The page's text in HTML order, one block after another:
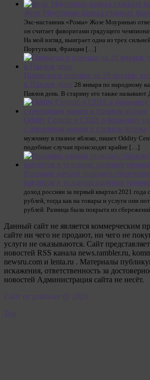
Жозе Моуринью назвал главных
Экс-наставник «Ромы» Жозе Моуринью
он считает фаворитами грядущего
На мой взгляд, выиграет одна из трех
Португалия, Франция […]
Приметы и поверья на 28 января: что
в Павлов день 28 января по народному
Павлов день. В старину его также называют
Oddity Central: в США в больницу
с пчелиным жалом в глазном яблоке
мужчину в глазное яблоко, пишет Oddity
подобные случаи происходят крайне […]
Россияне начали проедать
кредитов в условиях падения
доход россиян за первый квартал 2021 года
рублей, тогда как на товары и услуги они
рублей. Разница была покрыта из
Данный сайт не является коммерческим
сайте ни чего не продают, ни чего не
услуги не оказываются. Сайт
новостей RSS канала news.rambler.ru,
newsru.com и lenta.ru . Материалы
искажения, ответственность за
новостей Администрация сайта не несёт.
Сайт от psikhoter @ 2023
Top